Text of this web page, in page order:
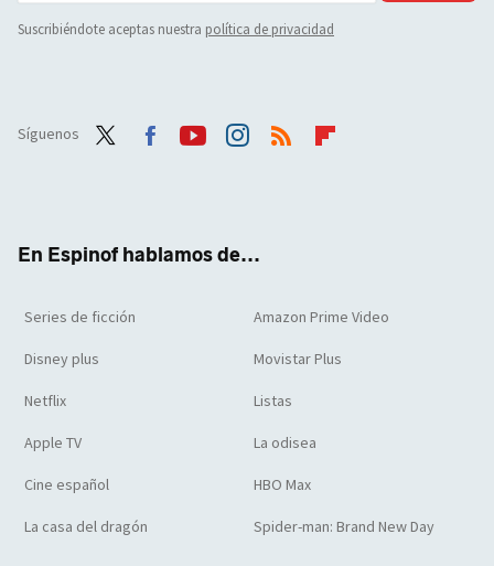
Suscribiéndote aceptas nuestra política de privacidad
Síguenos
En Espinof hablamos de...
Series de ficción Amazon Prime Video
Disney plus Movistar Plus
Netflix Listas
Apple TV La odisea
Cine español HBO Max
La casa del dragón Spider-man: Brand New Day